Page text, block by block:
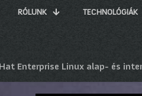
RÓLUNK TECHNOLÓGIÁK
Enterprise Linux alap- és